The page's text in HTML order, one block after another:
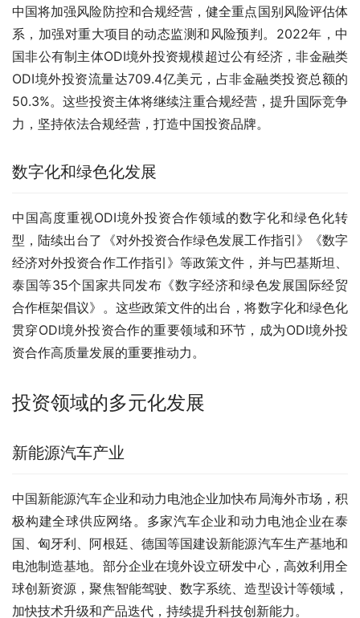
中国将加强风险防控和合规经营，健全重点国别风险评估体
系，加强对重大项目的动态监测和风险预判。2022年，中
国非公有制主体ODI境外投资规模超过公有经济，非金融类
ODI境外投资流量达709.4亿美元，占非金融类投资总额的
50.3%。这些投资主体将继续注重合规经营，提升国际竞争
力，坚持依法合规经营，打造中国投资品牌。
数字化和绿色化发展
中国高度重视ODI境外投资合作领域的数字化和绿色化转
型，陆续出台了《对外投资合作绿色发展工作指引》《数字
经济对外投资合作工作指引》等政策文件，并与巴基斯坦、
泰国等35个国家共同发布《数字经济和绿色发展国际经贸
合作框架倡议》。这些政策文件的出台，将数字化和绿色化
贯穿ODI境外投资合作的重要领域和环节，成为ODI境外投
资合作高质量发展的重要推动力。
投资领域的多元化发展
新能源汽车产业
中国新能源汽车企业和动力电池企业加快布局海外市场，积
极构建全球供应网络。多家汽车企业和动力电池企业在泰
国、匈牙利、阿根廷、德国等国建设新能源汽车生产基地和
电池制造基地。部分企业在境外设立研发中心，高效利用全
球创新资源，聚焦智能驾驶、数字系统、造型设计等领域，
加快技术升级和产品迭代，持续提升科技创新能力。